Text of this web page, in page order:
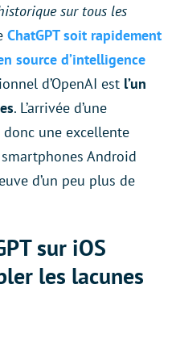
sur tous les
ChatGPT soit rapidement
source d’intelligence
d’OpenAI est l’un
. L’arrivée d’une
une excellente
Android
d’un peu plus de
sur iOS
les lacunes